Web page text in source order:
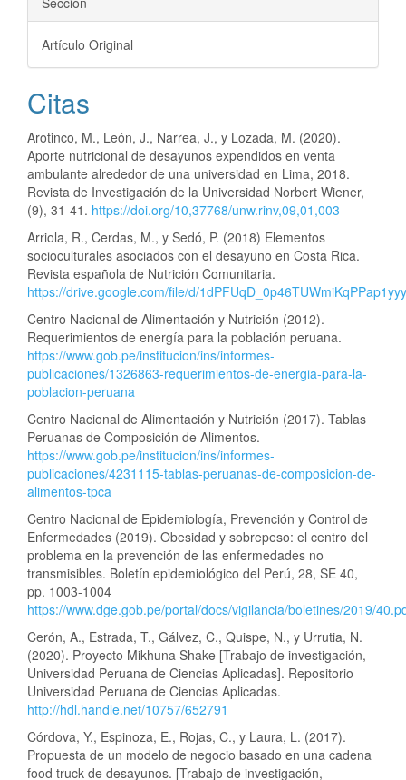
Artículo Original
Citas
Arotinco, M., León, J., Narrea, J., y Lozada, M. (2020).
Aporte nutricional de desayunos expendidos en venta
ambulante alrededor de una universidad en Lima, 2018.
Revista de Investigación de la Universidad Norbert Wiener,
(9), 31-41. https://doi.org/10,37768/unw.rinv,09,01,003
Arriola, R., Cerdas, M., y Sedó, P. (2018) Elementos
socioculturales asociados con el desayuno en Costa Rica.
Revista española de Nutrición Comunitaria.
https://drive.google.com/file/d/
Centro Nacional de Alimentación y Nutrición (2012).
Requerimientos de energía para la población peruana.
https://www.gob.pe/institucion/ins/informes-
publicaciones/1326863-requerimientos-de-energia-para-la-
poblacion-peruana
Centro Nacional de Alimentación y Nutrición (2017). Tablas
Peruanas de Composición de Alimentos.
https://www.gob.pe/institucion/ins/informes-
publicaciones/4231115-tablas-peruanas-de-composicion-de-
alimentos-tpca
Centro Nacional de Epidemiología, Prevención y Control de
Enfermedades (2019). Obesidad y sobrepeso: el centro del
problema en la prevención de las enfermedades no
transmisibles. Boletín epidemiológico del Perú, 28, SE 40,
pp. 1003-1004
https://www.dge.gob.pe/portal/docs/vigilancia/boletines/2019/
Cerón, A., Estrada, T., Gálvez, C., Quispe, N., y Urrutia, N.
(2020). Proyecto Mikhuna Shake [Trabajo de investigación,
Universidad Peruana de Ciencias Aplicadas]. Repositorio
Universidad Peruana de Ciencias Aplicadas.
http://hdl.handle.net/10757/652791
Córdova, Y., Espinoza, E., Rojas, C., y Laura, L. (2017).
Propuesta de un modelo de negocio basado en una cadena
food truck de desayunos. [Trabajo de investigación,